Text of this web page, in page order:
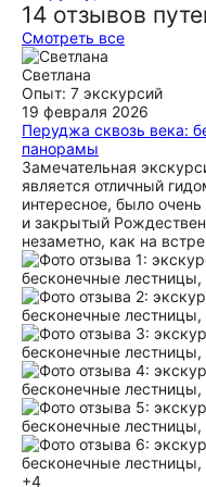
14 отзывов
Смотреть все
Светлана
Опыт: 7 экскурсий
19 февраля 2026
Перуджа сквозь века:
панорамы
Замечательная
является отличный
интересное, было
и закрытый
незаметно, как на
+4